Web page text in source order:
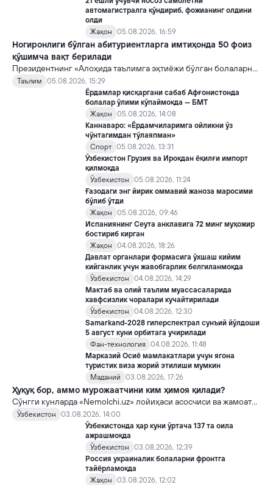
автомагистралга қўндириб, фожианинг олдини
олди
Жаҳон
05.08.2026, 16:59
Ногиронлиги бўлган абитуриентларга имтиҳонда 50 фоиз
қўшимча вақт берилади
Президентнинг «Алоҳида таълимга эҳтиёжи бўлган болаларни
таълим ва ижтимоий хизматлар билан қамраб олиш тизимини
такомиллаштириш бўйича қўшимча чора-тадбирлар
тўғрисида»ги қарори билан инклюзив таълим соҳасида қатор
янги механизмлар жорий этилади.
Таълим
05.08.2026, 15:29
Ёрдамлар қисқаргани сабаб Афғонистонда
болалар ўлими кўпаймоқда — БМТ
Жаҳон
05.08.2026, 14:08
Каннаваро: «Ёрдамчиларимга ойликни ўз
чўнтагимдан тўлаяпман»
Спорт 05.08.2026, 13:31
Ўзбекистон Грузия ва Ироқдан ёқилғи импорт
қилмоқда
Ўзбекистон
05.08.2026, 11:24
Ғазодаги энг йирик оммавий жаноза маросими
бўлиб ўтди
Жаҳон
05.08.2026, 09:46
Испаниянинг Сеута анклавига 72 минг муҳожир
бостириб кирган
Жаҳон
04.08.2026, 18:26
Давлат органлари формасига ўхшаш кийим
кийганлик учун жавобгарлик белгиланмоқда
Ўзбекистон
04.08.2026, 14:29
Мактаб ва олий таълим муассасаларида
хавфсизлик чоралари кучайтирилади
Ўзбекистон
04.08.2026, 12:30
Samarkand-2028 гиперспектрал сунъий йўлдоши
5 август куни орбитага учирилади
Фан-технология 04.08.2026, 11:48
Марказий Осиё мамлакатлари учун ягона
туристик виза жорий этилиши мумкин
Маданий
03.08.2026, 17:26
Ҳуқуқ бор, аммо мурожаатчини ким ҳимоя қилади?
Сўнгги кунларда «Nemolchi.uz» лойиҳаси асосчиси ва жамоат
фаоли Ирина Матвиенко билан боғлиқ воқеа жамоатчиликда
кенг муҳокама қилинмоқда.
Ўзбекистон
03.08.2026, 14:00
Ўзбекистонда ҳар куни ўртача 137 та оила
ажрашмоқда
Ўзбекистон
03.08.2026, 12:39
Россия украиналик болаларни фронтга
тайёрламоқда
Жаҳон
03.08.2026, 12:02